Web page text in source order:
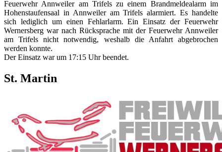
Feuerwehr Annweiler am Trifels zu einem Brandmeldealarm im
Hohenstaufensaal in Annweiler am Trifels alarmiert. Es handelte
sich lediglich um einen Fehlarlarm. Ein Einsatz der Feuerwehr
Wernersberg war nach Rücksprache mit der Feuerwehr Annweiler
am Trifels nicht notwendig, weshalb die Anfahrt abgebrochen
werden konnte.
Der Einsatz war um 17:15 Uhr beendet.
St. Martin